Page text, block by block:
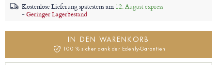
Kostenlose Lieferung spätestens am 12. August express
-Geringer Lagerbestand
IN DEN WARENKORB
100 % sicher dank der Edenly-Garantien